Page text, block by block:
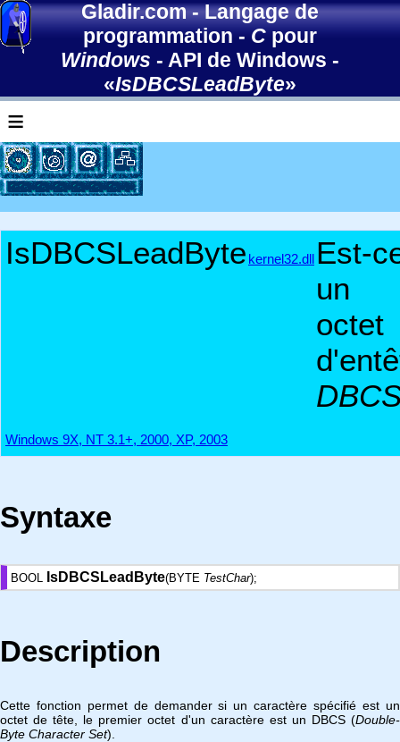
Gladir.com-Langage de
programmation-Cpour
Windows - API de Windows -
«IsDBCSLeadByte»
≡
IsDBCSLeadByte kernel32.dll Est-
un
octet
Windows 9X, NT 3.1+, 2000, XP, 2003
Syntaxe
BOOL IsDBCSLeadByte(BYTE TestChar);
Description
Cette fonction permet de demander si un caractère spécifié est un
octet de tête, le premier octet d'un caractère est un DBCS (Double-
Byte Character Set).